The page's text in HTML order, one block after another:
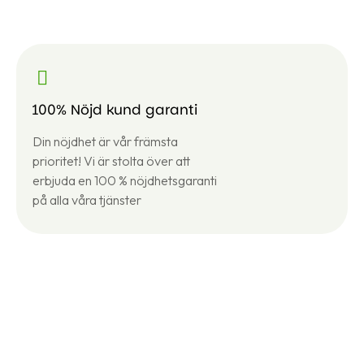
100% Nöjd kund garanti
Din nöjdhet är vår främsta
prioritet! Vi är stolta över att
erbjuda en 100 % nöjdhetsgaranti
på alla våra tjänster